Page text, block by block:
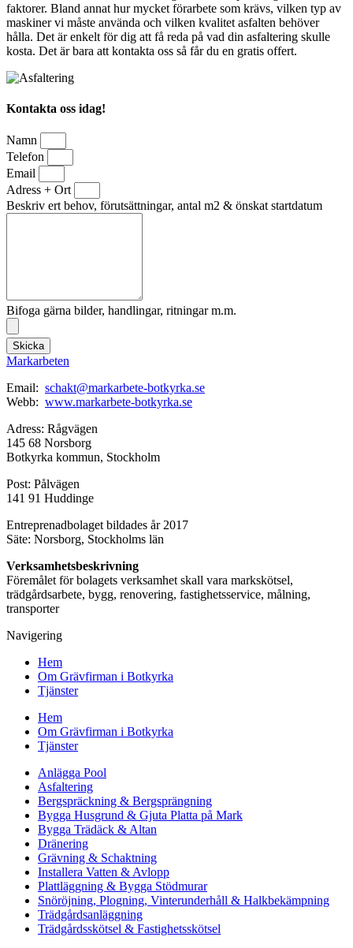
faktorer. Bland annat hur mycket förarbete som krävs, vilken typ av
maskiner vi måste använda och vilken kvalitet asfalten behöver
hålla. Det är enkelt för dig att få reda på vad din asfaltering skulle
kosta. Det är bara att kontakta oss så får du en gratis offert.
Kontakta oss idag!
Namn
Telefon
Email
Adress + Ort
Beskriv ert behov, förutsättningar, antal m2 & önskat startdatum
Bifoga gärna bilder, handlingar, ritningar m.m.
Skicka
Markarbeten
Email: schakt@markarbete-botkyrka.se
Webb: www.markarbete-botkyrka.se
Adress: Rågvägen
145 68 Norsborg
Botkyrka kommun, Stockholm
Post: Pålvägen
141 91 Huddinge
Entreprenadbolaget bildades år 2017
Säte: Norsborg, Stockholms län
Verksamhetsbeskrivning
Föremålet för bolagets verksamhet skall vara markskötsel,
trädgårdsarbete, bygg, renovering, fastighetsservice, målning,
transporter
Navigering
Hem
Om Grävfirman i Botkyrka
Tjänster
Hem
Om Grävfirman i Botkyrka
Tjänster
Anlägga Pool
Asfaltering
Bergspräckning & Bergsprängning
Bygga Husgrund & Gjuta Platta på Mark
Bygga Trädäck & Altan
Dränering
Grävning & Schaktning
Installera Vatten & Avlopp
Plattläggning & Bygga Stödmurar
Snöröjning, Plogning, Vinterunderhåll & Halkbekämpning
Trädgårdsanläggning
Trädgårdsskötsel & Fastighetsskötsel